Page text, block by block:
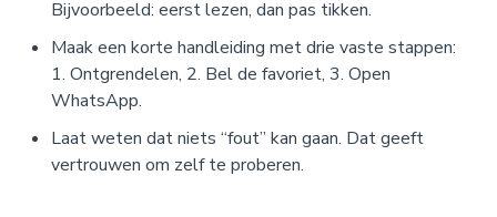
Bijvoorbeeld: eerst lezen, dan pas tikken.
Maak een korte handleiding met drie vaste stappen:
1. Ontgrendelen, 2. Bel de favoriet, 3. Open
WhatsApp.
Laat weten dat niets “fout” kan gaan. Dat geeft
vertrouwen om zelf te proberen.